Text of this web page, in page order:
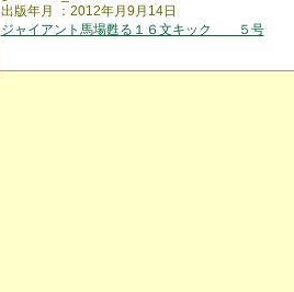
出版年月 ：2012年月9月14日
ジャイアント馬場甦る１６文キック ５号